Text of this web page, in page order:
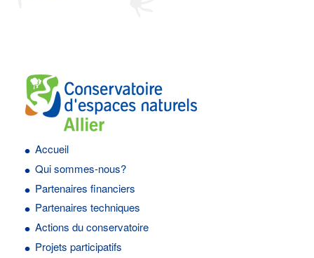
Accueil
Qui sommes-nous?
Partenaires financiers
Partenaires techniques
Actions du conservatoire
Projets participatifs